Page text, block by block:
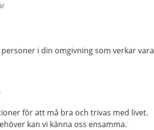
i din omgivning som verkar vara
för att må bra och trivas med livet.
kan vi känna oss ensamma.